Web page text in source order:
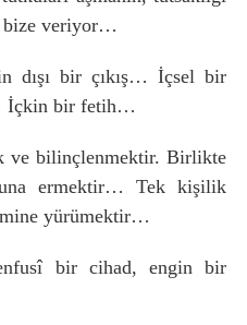
bize veriyor…
dışı bir çıkış… İçsel bir
İçkin bir fetih…
ve bilinçlenmektir. Birlikte
ermektir… Tek kişilik
yürümektir…
bir cihad, engin bir